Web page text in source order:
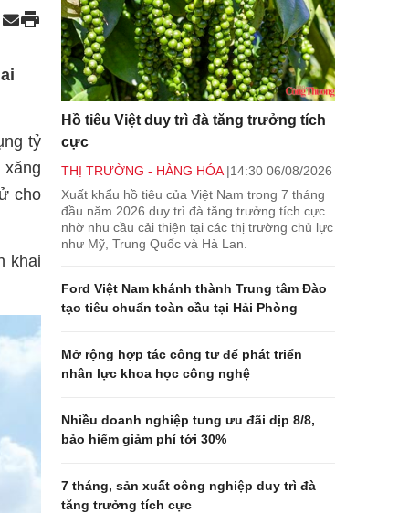
tỷ
cho
khai
Hồ tiêu Việt duy trì đà tăng trưởng tích
cực
THỊ TRƯỜNG - HÀNG HÓA 14:30 06/08/2026
Xuất khẩu hồ tiêu của Việt Nam trong 7 tháng
đầu năm 2026 duy trì đà tăng trưởng tích cực
nhờ nhu cầu cải thiện tại các thị trường chủ lực
như Mỹ, Trung Quốc và Hà Lan.
Ford Việt Nam khánh thành Trung tâm Đào
tạo tiêu chuẩn toàn cầu tại Hải Phòng
Mở rộng hợp tác công tư để phát triển
nhân lực khoa học công nghệ
Nhiều doanh nghiệp tung ưu đãi dịp 8/8,
bảo hiểm giảm phí tới 30%
7 tháng, sản xuất công nghiệp duy trì đà
tăng trưởng tích cực